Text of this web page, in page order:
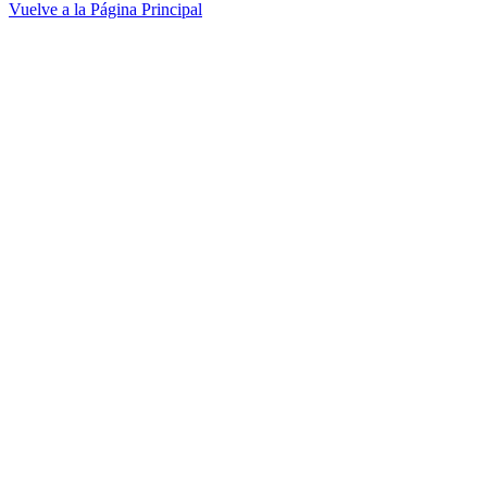
Vuelve a la Página Principal